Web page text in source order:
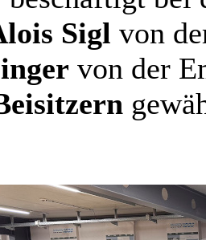
Sigl von
von der